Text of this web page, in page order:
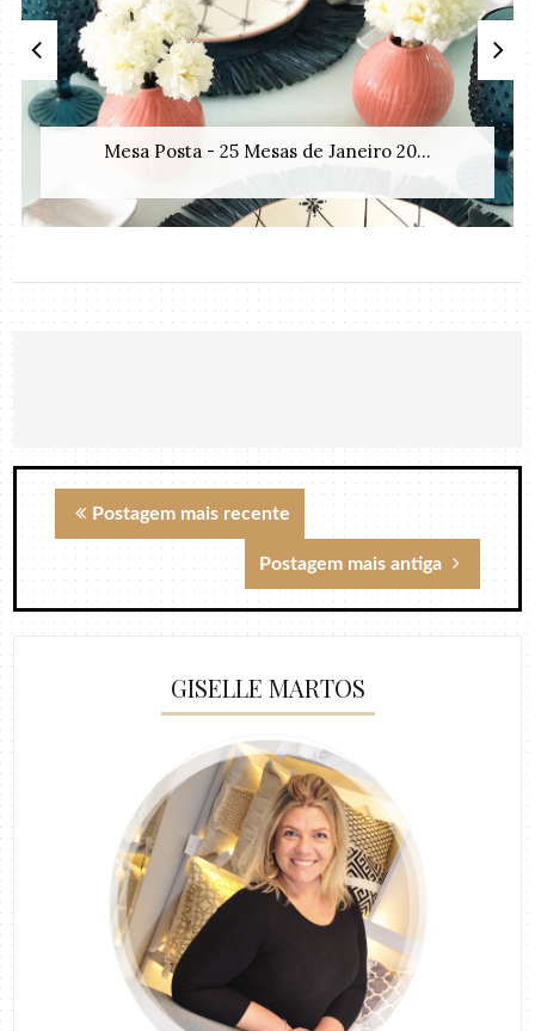
Mesa Posta - 25 Mesas de Janeiro 20...
Postagem mais recente
Postagem mais antiga
GISELLE MARTOS